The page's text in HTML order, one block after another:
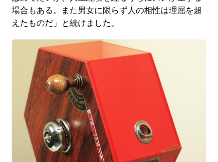
場合もある。また男女に限らず人の相性は理屈を超
えたものだ」と続けました。